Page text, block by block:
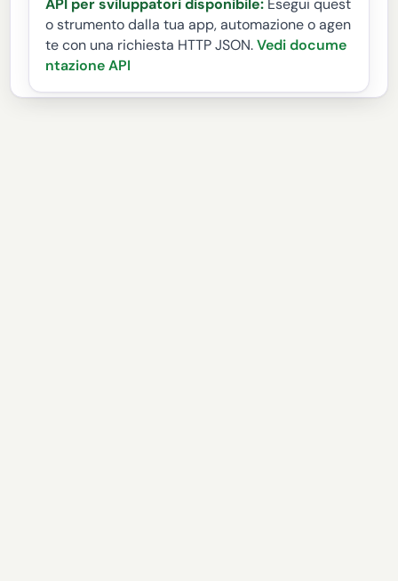
API per sviluppatori disponibile: Esegui quest
o strumento dalla tua app, automazione o agen
te con una richiesta HTTP JSON. Vedi docume
ntazione API